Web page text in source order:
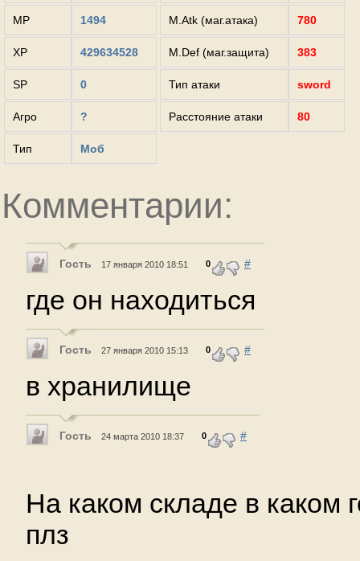
MP 1494
XP 429634528
SP 0
Агро ?
Тип Моб
M.Atk (маг.атака) 780
M.Def (маг.защита) 383
Тип атаки sword
Расстояние атаки 80
Комментарии:
Гость 17 января 2010 18:51 0 #
где он находиться
Гость 27 января 2010 15:13 0 #
в хранилище
Гость 24 марта 2010 18:37 0 #
На каком складе в каком
плз